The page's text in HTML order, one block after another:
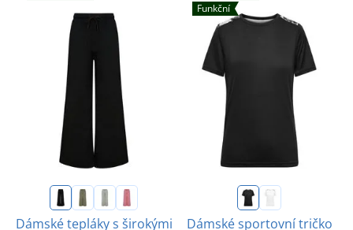
Dámské tepláky s širokými
Funkční
Dámské sportovní tričko